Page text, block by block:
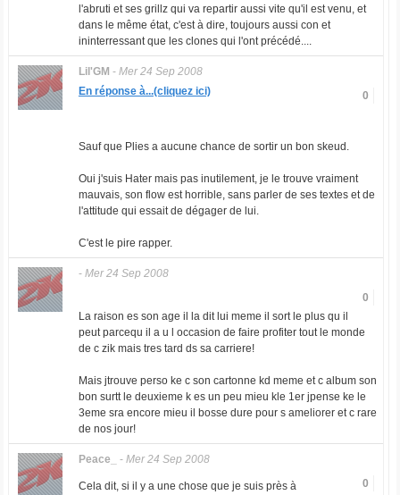
l'abruti et ses grillz qui va repartir aussi vite qu'il est venu, et
dans le même état, c'est à dire, toujours aussi con et
ininterressant que les clones qui l'ont précédé....
Lil'GM - Mer 24 Sep 2008
0
En réponse à...(cliquez ici)
Sauf que Plies a aucune chance de sortir un bon skeud.
Oui j'suis Hater mais pas inutilement, je le trouve vraiment
mauvais, son flow est horrible, sans parler de ses textes et de
l'attitude qui essait de dégager de lui.
C'est le pire rapper.
- Mer 24 Sep 2008
0
La raison es son age il la dit lui meme il sort le plus qu il
peut parcequ il a u l occasion de faire profiter tout le monde
de c zik mais tres tard ds sa carriere!
Mais jtrouve perso ke c son cartonne kd meme et c album son
bon surtt le deuxieme k es un peu mieu kle 1er jpense ke le
3eme sra encore mieu il bosse dure pour s ameliorer et c rare
de nos jour!
Peace_ - Mer 24 Sep 2008
0
Cela dit, si il y a une chose que je suis près à